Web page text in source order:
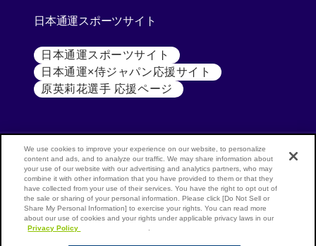
日本通運スポーツサイト
日本通運スポーツサイト [別ウィンドウで開く]
日本通運×侍ジャパン応援サイト [別ウィンドウで開
原英莉花選手 応援ページ [別ウィンドウで開く]
公式SNS
LinkedIn
NX
GROUP
(NIPPON
EXPRESS
[別ウィンドウで開く]
Youtube
NIPPON
EXPRESS
HOLDINGS
We use cookies to improve your experience on our website, to personalize
content and ads, and to analyze our traffic. We may share information about
your use of our website with our advertising and analytics partners, who may
combine it with other information that you have provided to them or that they
have collected from your use of their services. You have the right to opt out of
the sale or sharing of your personal information. Please click [Do Not Sell or
Share My Personal Information] to exercise your rights. You can read more
about our use of cookies and your rights under applicable privacy laws in our
Privacy Policy